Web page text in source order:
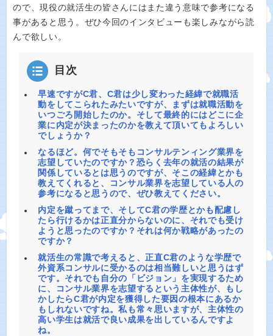
ので、現役の就活生の皆さんにはまた違う意味で参考になる
事があると思う。ぜひ今回のインタビューも楽しみながら読
んで欲しい。
目次
早速ですがC君、C君は少し変わった経緯で就職活
動をしてこられたみたいですが、まずは就職活動を
いつごろ開始したのか。そして最終的にはどこに企
業に内定が決まったのかを教えて頂いてもよろしい
でしょうか？
なるほど。何でそもそもコンサルテンィング業界を
志望していたのですか？恐らく去年の就活の結果が
関係しているとは思うのですが、そこの経緯とかも
教えてくれると、コンサル業界を志望している人の
参考になると思うので、ぜひ教えてください。
内定を蹴ってまで、そしてC君の学歴とかも配慮し
たら行けるかは正直分からないのに、それでも受け
ようと思ったのですか？それは何か戦略があったの
ですか？
就活生の常識で考えると、正直C君のような学歴で
外資系コンサルに受かるのは相当難しいと思うはず
です。それでも自分の「ビジョン」を実現するため
に、コンサル業界を志望するという主体性が、もし
かしたらC君が内定を獲得した要因の根本にあるか
もしれないですね。私も常々思いますが、主体性の
高い学生は就活で良い成果を出しているんですよ
ね。